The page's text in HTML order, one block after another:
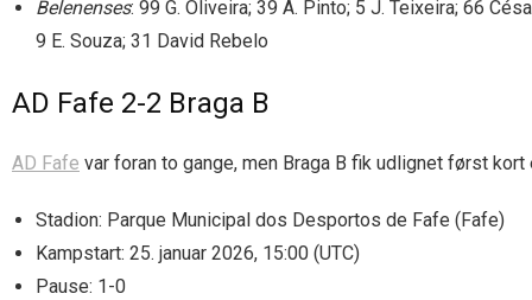
Belenenses: 99 G. Oliveira; 39 A. Pinto; 5 J. Teixeira; 66
9 E. Souza; 31 David Rebelo
AD Fafe 2-2 Braga B
AD Fafe var foran to gange, men Braga B fik udlignet først
Stadion: Parque Municipal dos Desportos de Fafe (Fafe)
Kampstart: 25. januar 2026, 15:00 (UTC)
Pause: 1-0